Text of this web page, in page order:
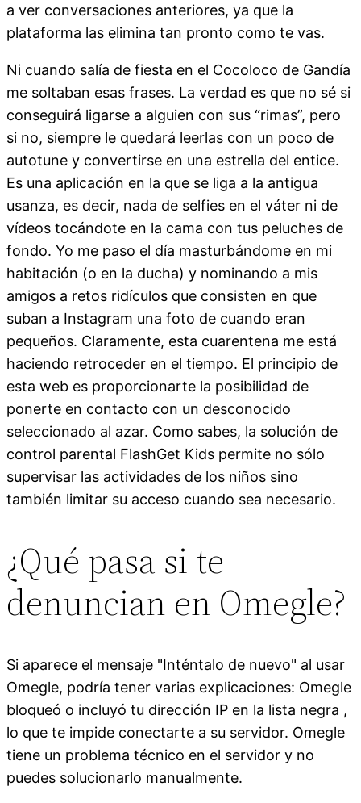
a ver conversaciones anteriores, ya que la
plataforma las elimina tan pronto como te vas.
Ni cuando salía de fiesta en el Cocoloco de Gandía
me soltaban esas frases. La verdad es que no sé si
conseguirá ligarse a alguien con sus “rimas”, pero
si no, siempre le quedará leerlas con un poco de
autotune y convertirse en una estrella del entice.
Es una aplicación en la que se liga a la antigua
usanza, es decir, nada de selfies en el váter ni de
vídeos tocándote en la cama con tus peluches de
fondo. Yo me paso el día masturbándome en mi
habitación (o en la ducha) y nominando a mis
amigos a retos ridículos que consisten en que
suban a Instagram una foto de cuando eran
pequeños. Claramente, esta cuarentena me está
haciendo retroceder en el tiempo. El principio de
esta web es proporcionarte la posibilidad de
ponerte en contacto con un desconocido
seleccionado al azar. Como sabes, la solución de
control parental FlashGet Kids permite no sólo
supervisar las actividades de los niños sino
también limitar su acceso cuando sea necesario.
¿Qué pasa si te
denuncian en Omegle?
Si aparece el mensaje "Inténtalo de nuevo" al usar
Omegle, podría tener varias explicaciones: Omegle
bloqueó o incluyó tu dirección IP en la lista negra ,
lo que te impide conectarte a su servidor. Omegle
tiene un problema técnico en el servidor y no
puedes solucionarlo manualmente.